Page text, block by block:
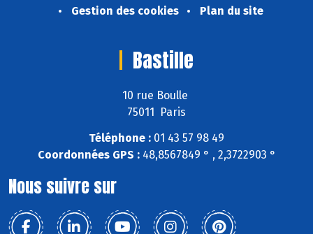
Gestion des cookies
Plan du site
Bastille
10 rue Boulle
75011 Paris
Téléphone : 01 43 57 98 49
Coordonnées GPS :48,8567849 ° , 2,3722903 °
Nous suivre sur